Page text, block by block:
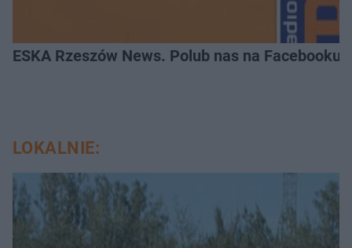
ESKA Rzeszów News. Polub nas na Facebooku!
LOKALNIE: